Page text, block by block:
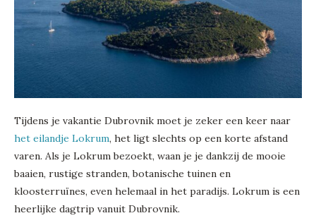
Tijdens je vakantie Dubrovnik moet je zeker een keer naar
het eilandje Lokrum, het ligt slechts op een korte afstand
varen. Als je Lokrum bezoekt, waan je je dankzij de mooie
baaien, rustige stranden, botanische tuinen en
kloosterruïnes, even helemaal in het paradijs. Lokrum is een
heerlijke dagtrip vanuit Dubrovnik.